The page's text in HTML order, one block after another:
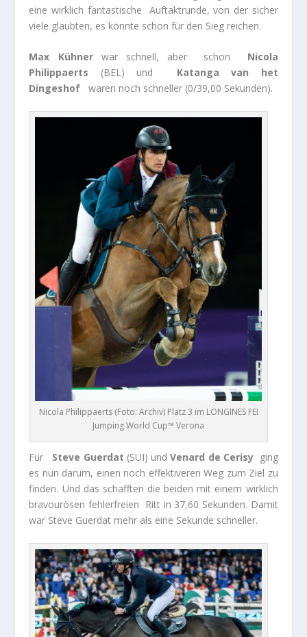
eine wirklich fantastische Auftaktrunde, von der sicher
viele glaubten, es könnte schon für den Sieg reichen.
Max Kühnerwar schnell, aber schon Nicola
Philippaerts (BEL) und Katanga van het
Dingeshofwaren noch schneller (0/39,00 Sekunden).
Nicola Philippaerts (Foto: Archiv) Platz 3 im LONGINES FEI
Jumping World Cup™ Verona
Für Steve Guerdat (SUI) undVenard de Cerisy ging
es nun darum, einen noch effektiveren Weg zum Ziel zu
finden. Und das schafften die beiden mit einem wirklich
bravourösen fehlerfreien Ritt in 37,60 Sekunden. Damit
war Steve Guerdat mehr als eine Sekunde schneller.